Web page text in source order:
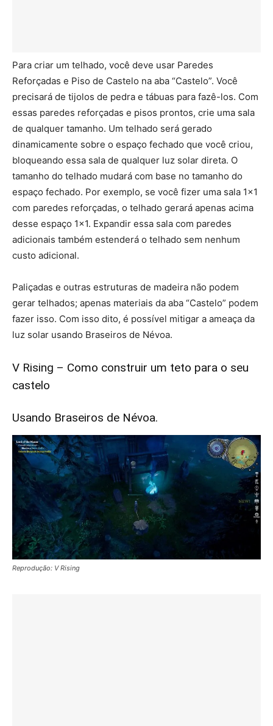
Para criar um telhado, você deve usar Paredes
Reforçadas e Piso de Castelo na aba “Castelo”. Você
precisará de tijolos de pedra e tábuas para fazê-los. Com
essas paredes reforçadas e pisos prontos, crie uma sala
de qualquer tamanho. Um telhado será gerado
dinamicamente sobre o espaço fechado que você criou,
bloqueando essa sala de qualquer luz solar direta. O
tamanho do telhado mudará com base no tamanho do
espaço fechado. Por exemplo, se você fizer uma sala 1×1
com paredes reforçadas, o telhado gerará apenas acima
desse espaço 1×1. Expandir essa sala com paredes
adicionais também estenderá o telhado sem nenhum
custo adicional.
Paliçadas e outras estruturas de madeira não podem
gerar telhados; apenas materiais da aba “Castelo” podem
fazer isso. Com isso dito, é possível mitigar a ameaça da
luz solar usando Braseiros de Névoa.
V Rising – Como construir um teto para o seu
castelo
Usando Braseiros de Névoa.
Reprodução: V Rising